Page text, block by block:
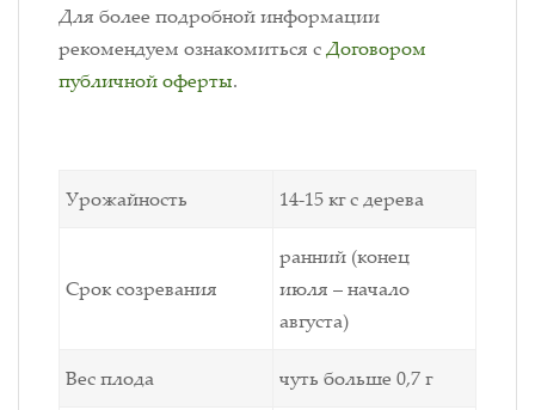
Для более подробной информации
рекомендуем ознакомиться сДоговором
публичной оферты.
Урожайность 14-15 кг с дерева
Срок созревания
ранний (конец
июля – начало
августа)
Вес плода чуть больше 0,7 г